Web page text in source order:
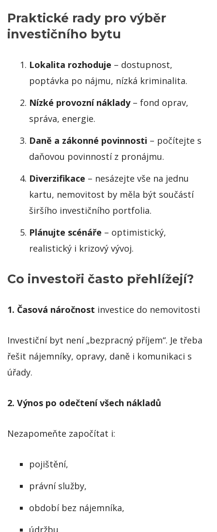
Praktické rady pro výběr
investičního bytu
Lokalita rozhoduje – dostupnost,
poptávka po nájmu, nízká kriminalita.
Nízké provozní náklady– fond oprav,
správa, energie.
Daně a zákonné povinnosti – počítejte s
daňovou povinností z pronájmu.
Diverzifikace – nesázejte vše na jednu
kartu, nemovitost by měla být součástí
širšího investičního portfolia.
Plánujte scénáře – optimistický,
realistický i krizový vývoj.
Co investoři často přehlížejí?
1. Časová náročnost investice do nemovitosti
Investiční byt není „bezpracný příjem“. Je třeba
řešit nájemníky, opravy, daně i komunikaci s
úřady.
2. Výnos po odečtení všech nákladů
Nezapomeňte započítat i:
pojištění,
právní služby,
období bez nájemníka,
údržbu.